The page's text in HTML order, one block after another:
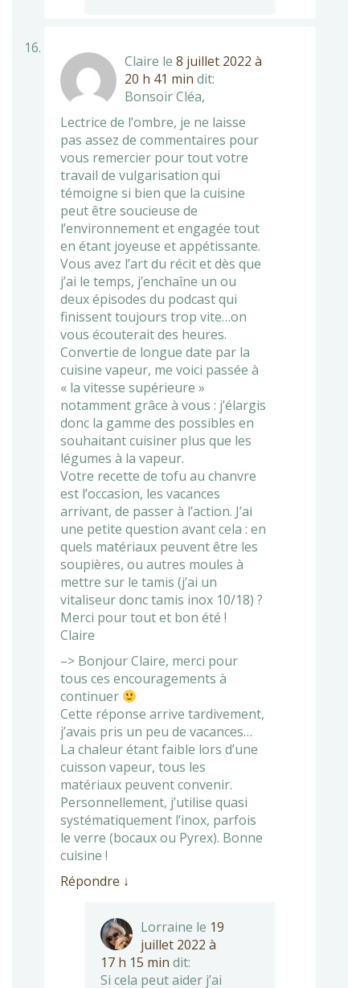
Claire le 8 juillet 2022 à
20 h 41 min dit:
Bonsoir Cléa,
Lectrice de l’ombre, je ne laisse
pas assez de commentaires pour
vous remercier pour tout votre
travail de vulgarisation qui
témoigne si bien que la cuisine
peut être soucieuse de
l’environnement et engagée tout
en étant joyeuse et appétissante.
Vous avez l’art du récit et dès que
j’ai le temps, j’enchaîne un ou
deux épisodes du podcast qui
finissent toujours trop vite…on
vous écouterait des heures.
Convertie de longue date par la
cuisine vapeur, me voici passée à
« la vitesse supérieure »
notamment grâce à vous : j’élargis
donc la gamme des possibles en
souhaitant cuisiner plus que les
légumes à la vapeur.
Votre recette de tofu au chanvre
est l’occasion, les vacances
arrivant, de passer à l’action. J’ai
une petite question avant cela : en
quels matériaux peuvent être les
soupières, ou autres moules à
mettre sur le tamis (j’ai un
vitaliseur donc tamis inox 10/18) ?
Merci pour tout et bon été !
Claire
–> Bonjour Claire, merci pour
tous ces encouragements à
continuer
Cette réponse arrive tardivement,
j’avais pris un peu de vacances…
La chaleur étant faible lors d’une
cuisson vapeur, tous les
matériaux peuvent convenir.
Personnellement, j’utilise quasi
systématiquement l’inox, parfois
le verre (bocaux ou Pyrex). Bonne
cuisine !
Répondre ↓
Lorraine le 19
juillet 2022 à
17 h 15 min dit:
Si cela peut aider j’ai